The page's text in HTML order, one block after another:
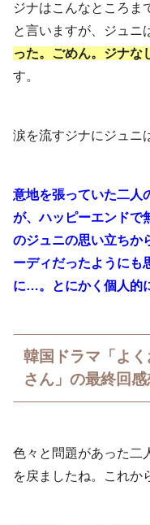
ジナはこんなところま
と言いますが、ジュニ
った。ごめん。ジナな
す。
涙を流すジナにジュニ
意地を張っていた二人
が、ハッピーエンドで
のジュニの思い立ちか
ーディだったようにも
に…。とにかく個人的
韓国ドラマ「よ
さん」の最終回感
色々と問題があった二
を戻ましたね。これか